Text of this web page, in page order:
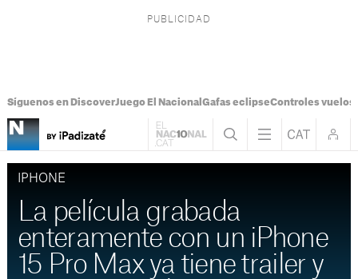
Síguenos en DiscoverJuego El Nacional Gafas eclipseControles vuelos
IPHONE
La película grabada
enteramente con un iPhone
15 Pro Max ya tiene trailer y